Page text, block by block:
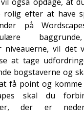
rolig efter at have
på
niveauerne, vil det
at tage
bogstaverne og
få point og komme
skal du
der er